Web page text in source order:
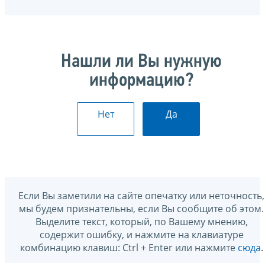
Нашли ли Вы нужную
информацию?
Нет Да
Если Вы заметили на сайте опечатку или неточность,
мы будем признательны, если Вы сообщите об этом.
Выделите текст, который, по Вашему мнению,
содержит ошибку, и нажмите на клавиатуре
комбинацию клавиш: Ctrl + Enter или нажмите сюда.